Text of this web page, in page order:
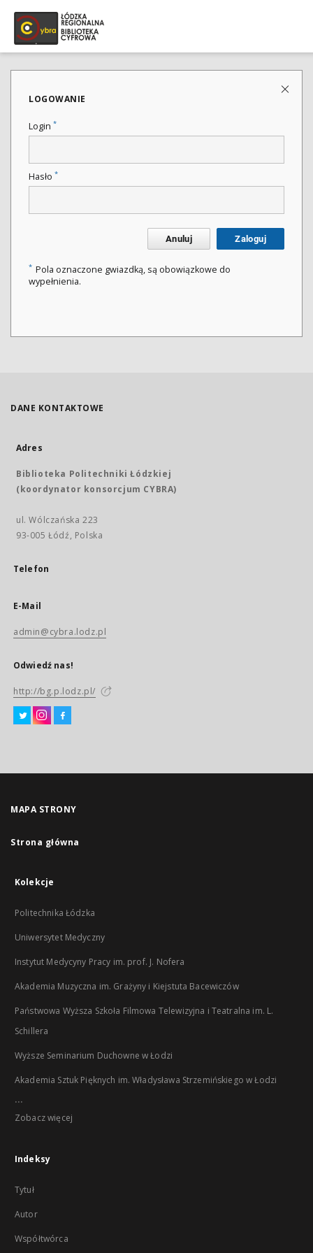
LOGOWANIE
Login *
Hasło *
Anuluj Zaloguj
* Pola oznaczone gwiazdką, są obowiązkowe do
wypełnienia.
DANE KONTAKTOWE
Adres
Biblioteka Politechniki Łódzkiej
(koordynator konsorcjum CYBRA)
ul. Wólczańska 223
93-005 Łódź, Polska
Telefon
E-Mail
admin@cybra.lodz.pl
Odwiedź nas!
http://bg.p.lodz.pl/
MAPA STRONY
Strona główna
Kolekcje
Politechnika Łódzka
Uniwersytet Medyczny
Instytut Medycyny Pracy im. prof. J. Nofera
Akademia Muzyczna im. Grażyny i Kiejstuta Bacewiczów
Państwowa Wyższa Szkoła Filmowa Telewizyjna i Teatralna im. L.
Schillera
Wyższe Seminarium Duchowne w Łodzi
Akademia Sztuk Pięknych im. Władysława Strzemińskiego w Łodzi
...
Zobacz więcej
Indeksy
Tytuł
Autor
Współtwórca